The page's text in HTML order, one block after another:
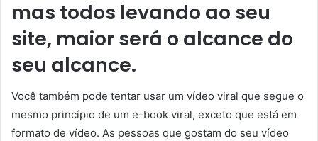
mas todos levando ao seu
site, maior será o alcance do
seu alcance.
Você também pode tentar usar um vídeo viral que segue o
mesmo princípio de um e-book viral, exceto que está em
formato de vídeo. As pessoas que gostam do seu vídeo